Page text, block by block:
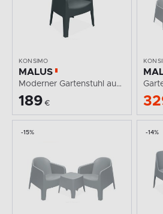
KONSIMO
MALUS
Moderner Gartenstuhl aus Polypropylen anthrazit
189 €
-15% -14%